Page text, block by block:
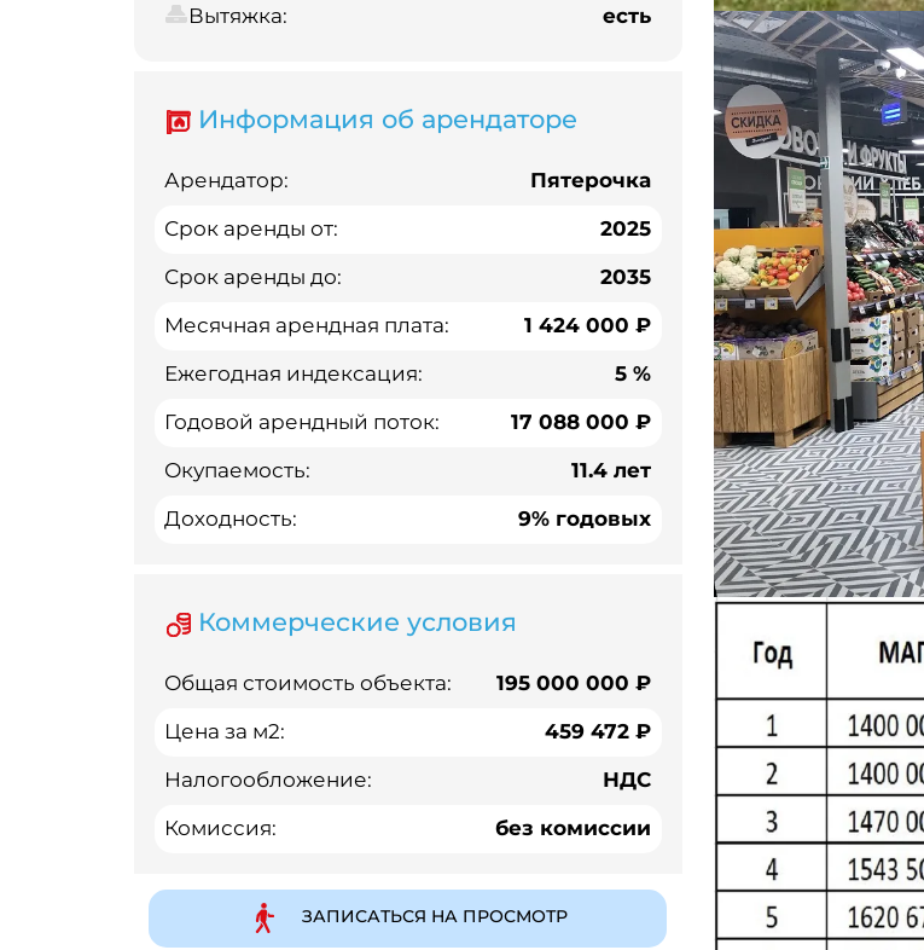
Вытяжка:
есть
Информация об арендаторе
Арендатор:
Пятерочка
Срок аренды от:
2025
Срок аренды до:
2035
Месячная арендная плата:
1 424 000 ₽
Ежегодная индексация:
5 %
Годовой арендный поток:
17 088 000 ₽
Окупаемость:
11.4 лет
Доходность:
9% годовых
Коммерческие условия
Общая стоимость объекта:
195 000 000 ₽
Цена за м2:
459 472 ₽
Налогообложение:
НДС
Комиссия:
без комиссии
ЗАПИСАТЬСЯ НА ПРОСМОТР